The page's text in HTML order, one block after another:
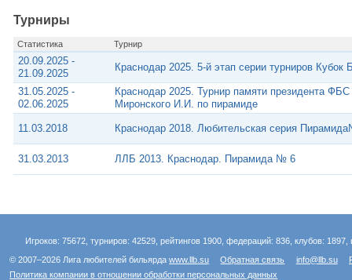
Турниры
Статистика Турнир
20.09.2025 -
21.09.2025
Краснодар 2025. 5-й этап серии турниров Кубок
31.05.2025 -
02.06.2025
Краснодар 2025. Турнир памяти президента ФБС
Миронского И.И. по пирамиде
11.03.2018 Краснодар 2018. Любительская серия
31.03.2013 ЛЛБ 2013. Краснодар. Пирамида № 6
Игроков: 75672, турниров: 42529, рейтингов 1900, федераций: 836, клубов:
© 2007–2026 Лига любителей бильярдаwww.llb.su Обратная связь info@llb.su
Политика компании в отношении обработки персональных данных